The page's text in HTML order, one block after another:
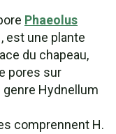
Phaeolus
est une plante
du chapeau,
pores sur
Hydnellum
comprennent H.